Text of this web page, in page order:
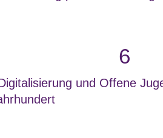
6
und Offene